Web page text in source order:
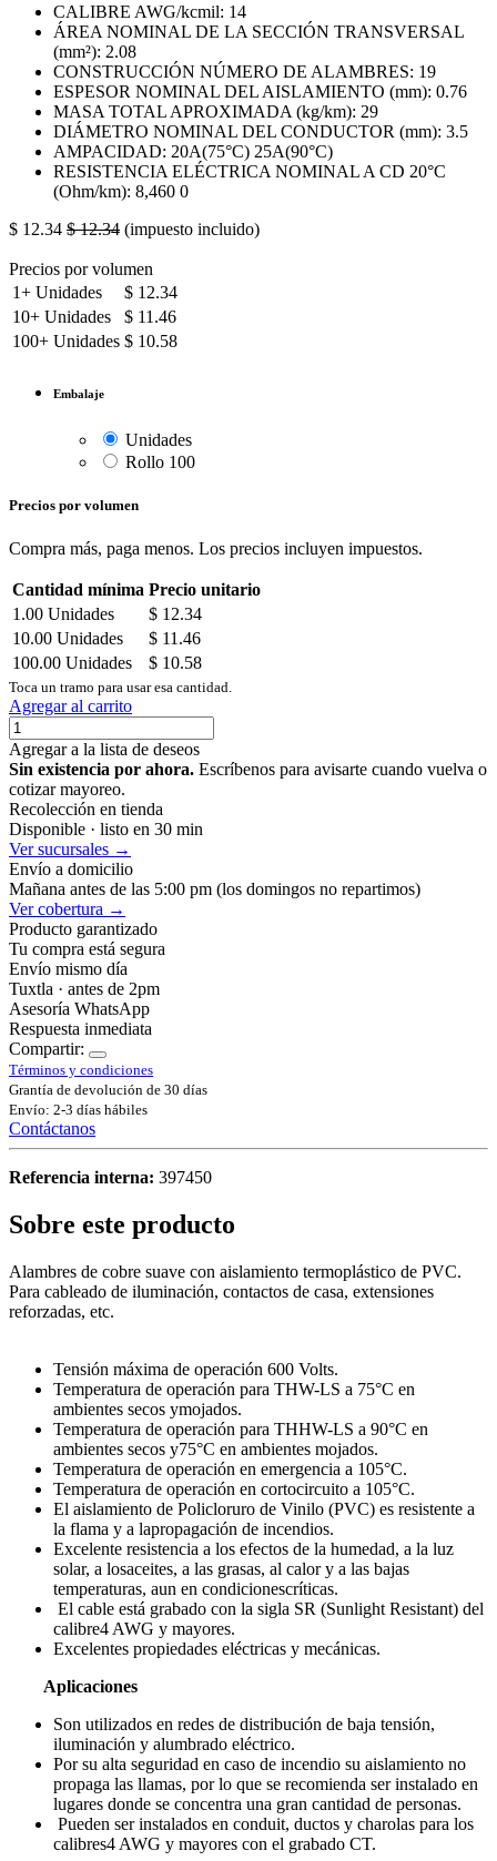
CALIBRE AWG/kcmil: 14
ÁREA NOMINAL DE LA SECCIÓN TRANSVERSAL
(mm²): 2.08
CONSTRUCCIÓN NÚMERO DE ALAMBRES: 19
ESPESOR NOMINAL DEL AISLAMIENTO (mm): 0.76
MASA TOTAL APROXIMADA (kg/km): 29
DIÁMETRO NOMINAL DEL CONDUCTOR (mm): 3.5
AMPACIDAD: 20A(75°C) 25A(90°C)
RESISTENCIA ELÉCTRICA NOMINAL A CD 20°C
(Ohm/km): 8,460 0
$ 12.34 $12.34 (impuesto incluido)
Precios por volumen
1+ Unidades $ 12.34
10+ Unidades $ 11.46
100+ Unidades $ 10.58
Embalaje
Unidades
Rollo 100
Precios por volumen
Compra más, paga menos. Los precios incluyen impuestos.
Cantidad mínima Precio unitario
1.00 Unidades $ 12.34
10.00 Unidades $ 11.46
100.00 Unidades $ 10.58
Toca un tramo para usar esa cantidad.
Agregar al carrito
Agregar a la lista de deseos
Sin existencia por ahora. Escríbenos para avisarte cuando vuelva o
cotizar mayoreo.
Recolección en tienda
Disponible · listo en 30 min
Ver sucursales →
Envío a domicilio
Mañana antes de las 5:00 pm (los domingos no repartimos)
Ver cobertura →
Producto garantizado
Tu compra está segura
Envío mismo día
Tuxtla · antes de 2pm
Asesoría WhatsApp
Respuesta inmediata
Compartir:
Términos y condiciones
Grantía de devolución de 30 días
Envío: 2-3 días hábiles
Contáctanos
Referencia interna: 397450
Sobre este producto
Alambres de cobre suave con aislamiento termoplástico de PVC.
Para cableado de iluminación, contactos de casa, extensiones
reforzadas, etc.
Tensión máxima de operación 600 Volts.
Temperatura de operación para THW-LS a 75°C en
ambientes secos ymojados.
Temperatura de operación para THHW-LS a 90°C en
ambientes secos y75°C en ambientes mojados.
Temperatura de operación en emergencia a 105°C.
Temperatura de operación en cortocircuito a 105°C.
El aislamiento de Policloruro de Vinilo (PVC) es resistente a
la flama y a lapropagación de incendios.
Excelente resistencia a los efectos de la humedad, a la luz
solar, a losaceites, a las grasas, al calor y a las bajas
temperaturas, aun en condicionescríticas.
El cable está grabado con la sigla SR (Sunlight Resistant) del
calibre4 AWG y mayores.
Excelentes propiedades eléctricas y mecánicas.
Aplicaciones
Son utilizados en redes de distribución de baja tensión,
iluminación y alumbrado eléctrico.
Por su alta seguridad en caso de incendio su aislamiento no
propaga las llamas, por lo que se recomienda ser instalado en
lugares donde se concentra una gran cantidad de personas.
Pueden ser instalados en conduit, ductos y charolas para los
calibres4 AWG y mayores con el grabado CT.